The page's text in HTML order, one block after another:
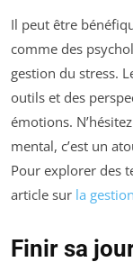
Il peut être
comme des
gestion du stress.
outils et des
émotions.
mental, c’est un
Pour explorer des
article sur la
Finir sa